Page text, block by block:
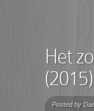
Het
(2015)
Posted by